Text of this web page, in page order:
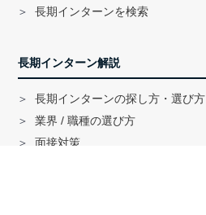
長期インターンを検索
長期インターン解説
長期インターンの探し方・選び方
業界 / 職種の選び方
面接対策